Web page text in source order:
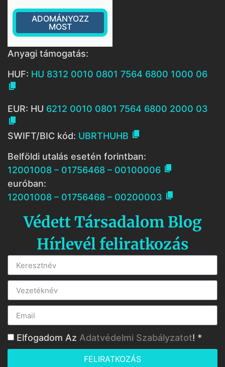
ADOMÁNYOZZ
MOST
Anyagi támogatás:
HUF: HU 8312 0010 0801 7564 6800 1000 06

EUR: HU 6212 0010 0801 7564 6800 2000 03

SWIFT/BIC kód: UBRTHUHB 
Belföldi utalás esetén forintban:
12001008 – 01756468 – 00100006 
euróban:
12001008 – 01756468 – 00200003 
Védett Társadalom Blog
Hírlevél feliratkozás
Elfogadom Az Adatvédelmi Szabályzatot! *
FELIRATKOZÁS